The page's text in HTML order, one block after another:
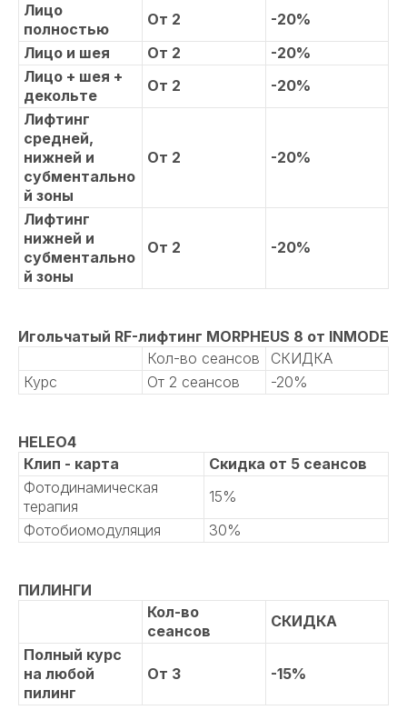
Лицо
полностью
От 2
-20%
Лицо и шея
От 2
-20%
Лицо + шея +
декольте
От 2
-20%
Лифтинг
средней,
нижней и
субментально
й зоны
От 2 -20%
Лифтинг
нижней и
субментально
й зоны
От 2 -20%
Игольчатый RF-лифтинг MORPHEUS 8 от INMODE
Кол-во сеансов
СКИДКА
Курс
От 2 сеансов -20%
HELEO4
Клип - карта
Скидка от 5 сеансов
Фотодинамическая
терапия
15%
Фотобиомодуляция
30%
ПИЛИНГИ
Кол-во
сеансов
СКИДКА
Полный курс
на любой
пилинг
От 3 -15%